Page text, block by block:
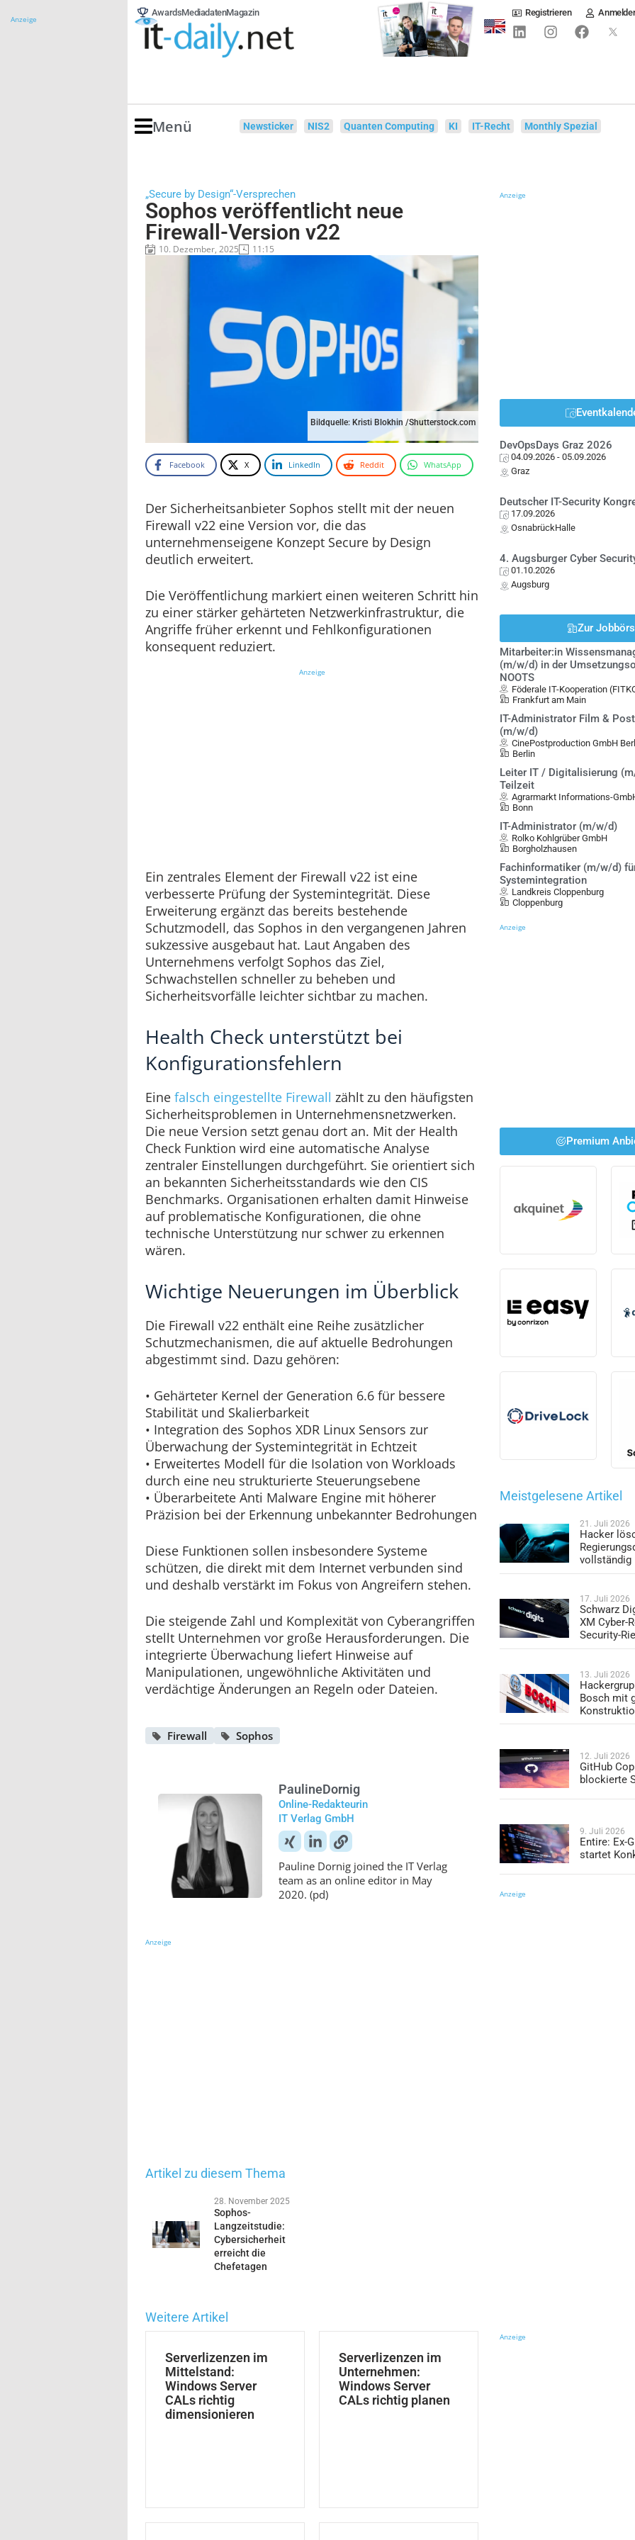
Anzeige
AwardsMediadatenMagazin Registrieren
Menü Newsticker NIS2 Quanten Computing KI IT-Recht Monthly Spezial
„Secure by Design“-Versprechen
Sophos veröffentlicht neue
Firewall-Version v22
10. Dezember, 2025 11:15
Bildquelle: Kristi Blokhin /Shutterstock.com
Facebook X LinkedIn Reddit WhatsApp
Der Sicherheitsanbieter Sophos stellt mit der neuen
Firewall v22 eine Version vor, die das
unternehmenseigene Konzept Secure by Design
deutlich erweitert.
Die Veröffentlichung markiert einen weiteren Schritt hin
zu einer stärker gehärteten Netzwerkinfrastruktur, die
Angriffe früher erkennt und Fehlkonfigurationen
konsequent reduziert.
Anzeige
Ein zentrales Element der Firewall v22 ist eine
verbesserte Prüfung der Systemintegrität. Diese
Erweiterung ergänzt das bereits bestehende
Schutzmodell, das Sophos in den vergangenen Jahren
sukzessive ausgebaut hat. Laut Angaben des
Unternehmens verfolgt Sophos das Ziel,
Schwachstellen schneller zu beheben und
Sicherheitsvorfälle leichter sichtbar zu machen.
Health Check unterstützt bei
Konfigurationsfehlern
Eine falsch eingestellte Firewall zählt zu den häufigsten
Sicherheitsproblemen in Unternehmensnetzwerken.
Die neue Version setzt genau dort an. Mit der Health
Check Funktion wird eine automatische Analyse
zentraler Einstellungen durchgeführt. Sie orientiert sich
an bekannten Sicherheitsstandards wie den CIS
Benchmarks. Organisationen erhalten damit Hinweise
auf problematische Konfigurationen, die ohne
technische Unterstützung nur schwer zu erkennen
wären.
Wichtige Neuerungen im Überblick
Die Firewall v22 enthält eine Reihe zusätzlicher
Schutzmechanismen, die auf aktuelle Bedrohungen
abgestimmt sind. Dazu gehören:
• Gehärteter Kernel der Generation 6.6 für bessere
Stabilität und Skalierbarkeit
• Integration des Sophos XDR Linux Sensors zur
Überwachung der Systemintegrität in Echtzeit
• Erweitertes Modell für die Isolation von Workloads
durch eine neu strukturierte Steuerungsebene
• Überarbeitete Anti Malware Engine mit höherer
Präzision bei der Erkennung unbekannter Bedrohungen
Diese Funktionen sollen insbesondere Systeme
schützen, die direkt mit dem Internet verbunden sind
und deshalb verstärkt im Fokus von Angreifern stehen.
Die steigende Zahl und Komplexität von Cyberangriffen
stellt Unternehmen vor große Herausforderungen. Die
integrierte Überwachung liefert Hinweise auf
Manipulationen, ungewöhnliche Aktivitäten und
verdächtige Änderungen an Regeln oder Dateien.
Firewall Sophos
PaulineDornig
Online-Redakteurin
IT Verlag GmbH
Pauline Dornig joined the IT Verlag
team as an online editor in May
2020. (pd)
Anzeige
Artikel zu diesem Thema
28. November 2025
Sophos-
Langzeitstudie:
Cybersicherheit
erreicht die
Chefetagen
Weitere Artikel
Serverlizenzen im
Mittelstand:
Windows Server
CALs richtig
dimensionieren
Serverlizenzen im
Unternehmen:
Windows Server
CALs richtig planen
Anzeige
DevOpsDays Graz 2026
04.09.2026 - 05.09.2026
Graz
Deutscher IT-Security
17.09.2026
OsnabrückHalle
4. Augsburger Cyber
01.10.2026
Augsburg
Zur
Mitarbeiter:in
(m/w/d) in der
NOOTS
Föderale IT-Kooperation
Frankfurt am Main
IT-Administrator Film &
(m/w/d)
CinePostproduction GmbH
Berlin
Leiter IT / Digitalisierung
Teilzeit
Agrarmarkt Informations-
Bonn
IT-Administrator (m/w/d)
Rolko Kohlgrüber GmbH
Borgholzhausen
Fachinformatiker (m/w/d)
Systemintegration
Landkreis Cloppenburg
Cloppenburg
Anzeige
Premium
Meistgelesene Artikel
21. Juli 2026
Hacker
vollständig
17. Juli 2026
Schwarz
XM Cyber-
Security-
13. Juli 2026
Bosch mit
12. Juli 2026
GitHub
blockierte
9. Juli 2026
Entire: Ex-
startet
Anzeige
Anzeige